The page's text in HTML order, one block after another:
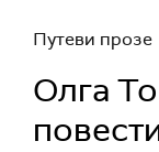
Путеви прозе
Олга